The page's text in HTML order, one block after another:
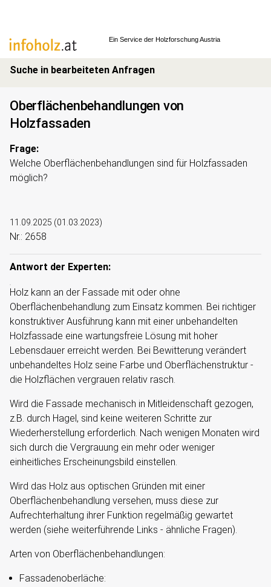
Ein Service der Holzforschung Austria
Suche in bearbeiteten Anfragen
Oberflächenbehandlungen von
Holzfassaden
Frage:
Welche Oberflächenbehandlungen sind für Holzfassaden
möglich?
11.09.2025 (01.03.2023)
Nr.: 2658
Antwort der Experten:
Holz kann an der Fassade mit oder ohne
Oberflächenbehandlung zum Einsatz kommen. Bei richtiger
konstruktiver Ausführung kann mit einer unbehandelten
Holzfassade eine wartungsfreie Lösung mit hoher
Lebensdauer erreicht werden. Bei Bewitterung verändert
unbehandeltes Holz seine Farbe und Oberflächenstruktur -
die Holzflächen vergrauen relativ rasch.
Wird die Fassade mechanisch in Mitleidenschaft gezogen,
z.B. durch Hagel, sind keine weiteren Schritte zur
Wiederherstellung erforderlich. Nach wenigen Monaten wird
sich durch die Vergrauung ein mehr oder weniger
einheitliches Erscheinungsbild einstellen.
Wird das Holz aus optischen Gründen mit einer
Oberflächenbehandlung versehen, muss diese zur
Aufrechterhaltung ihrer Funktion regelmäßig gewartet
werden (siehe weiterführende Links - ähnliche Fragen).
Arten von Oberflächenbehandlungen:
Fassadenoberläche: